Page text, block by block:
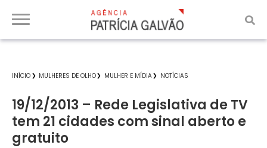
INÍCIO MULHERES DE OLHO MULHER E MÍDIA NOTÍCIAS
19/12/2013 – Rede Legislativa de TV
tem 21 cidades com sinal aberto e
gratuito